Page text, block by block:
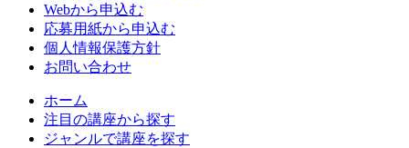
Webから申込む
応募用紙から申込む
個人情報保護方針
お問い合わせ
ホーム
注目の講座から探す
ジャンルで講座を探す